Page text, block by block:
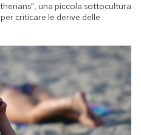
una piccola sottocultura
criticare le derive delle